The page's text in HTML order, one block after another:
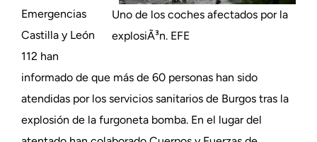
Uno de los coches afectados por la
explosiÃ³n. EFE
Emergencias
Castilla y León
112 han
informado de que más de 60 personas han sido
atendidas por los servicios sanitarios de Burgos tras la
explosión de la furgoneta bomba. En el lugar del